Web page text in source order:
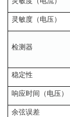
灵敏度（电压）
检测器
稳定性
响应时间（电压）
余弦误差